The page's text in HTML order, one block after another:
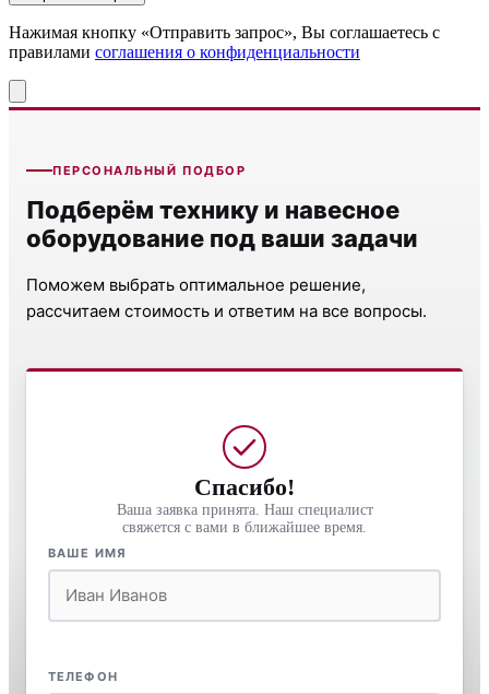
Нажимая кнопку «Отправить запрос», Вы соглашаетесь c
правилами соглашения о конфиденциальности
ПЕРСОНАЛЬНЫЙ ПОДБОР
Подберём технику и навесное
оборудование под ваши задачи
Поможем выбрать оптимальное решение,
рассчитаем стоимость и ответим на все вопросы.
Спасибо!
Ваша заявка принята. Наш специалист
свяжется с вами в ближайшее время.
ВАШЕ ИМЯ
ТЕЛЕФОН